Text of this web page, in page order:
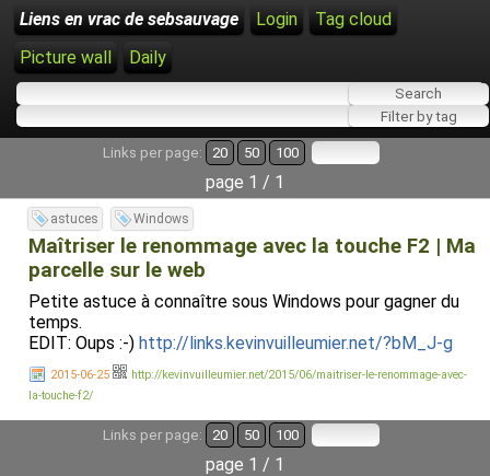
Liens en vrac de sebsauvage Login
Tag cloud
Picture wall
Daily
Links per page: 20 50 100
page 1 / 1
astuces Windows
Maîtriser le renommage avec la touche F2 | Ma
parcelle sur le web
Petite astuce à connaître sous Windows pour gagner du
temps.
EDIT: Oups :-) http://links.kevinvuilleumier.net/?bM_J-g
2015-06-25
http://kevinvuilleumier.net/2015/06/maitriser-le-renommage-avec-
la-touche-f2/
Links per page: 20 50 100
page 1 / 1